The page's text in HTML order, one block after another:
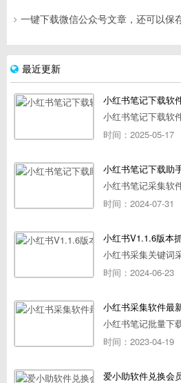
一键下载微信公众号文章，还可以保
最近更新
小红书笔记下载软
小红书笔记下载软
时间：2025-05-17
小红书笔记采集软
时间：2024-07-31
小红书V1.1.6版本
小红书采集关键词
时间：2024-06-23
小红书采集软件最
小红书笔记批量下
时间：2023-04-19
爱小助软件兑换会